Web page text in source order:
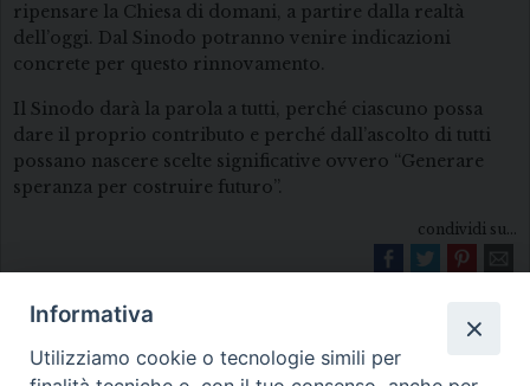
ripensare la Chiesa di domani, a partire dalla realtà
dell’oggi. Dal Sinodo potranno venire indicazioni
concrete per questo rinnovamento.
Il Sinodo darà la parola a tutti, perché ciascuno possa
dare il proprio contributo e perché dall’ascolto di tutti
possano nascere scelte significative ovvero “Generare
speranza per costruire futuro”.
condividi su...
Informativa
Utilizziamo cookie o tecnologie simili per